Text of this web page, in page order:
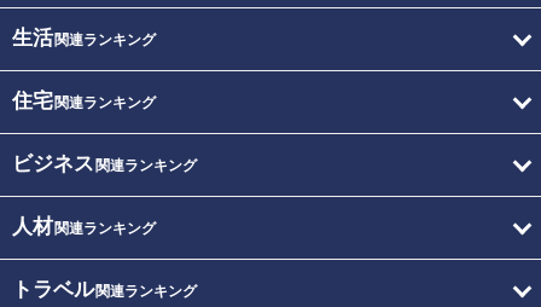
生活関連ランキング
住宅関連ランキング
ビジネス 関連ランキング
人材関連ランキング
トラベル関連ランキング